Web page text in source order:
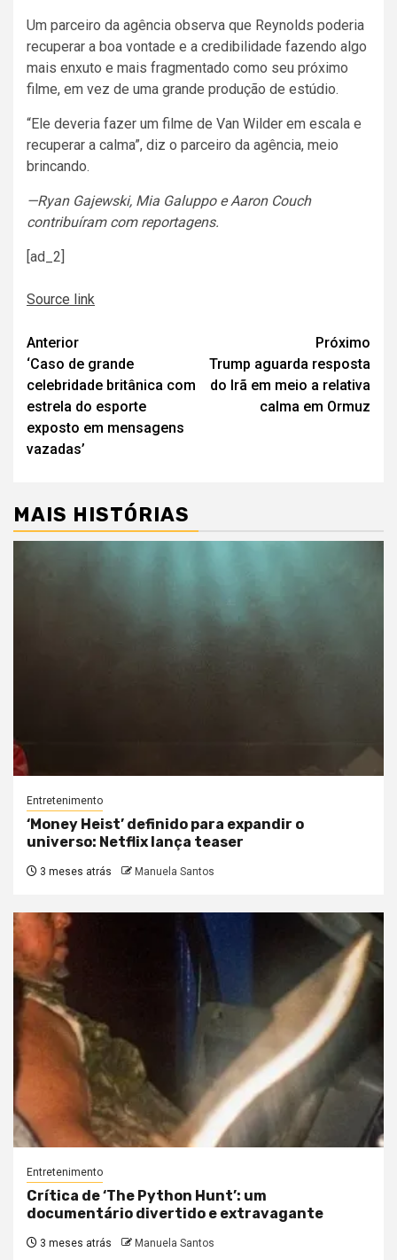
Um parceiro da agência observa que Reynolds poderia
recuperar a boa vontade e a credibilidade fazendo algo
mais enxuto e mais fragmentado como seu próximo
filme, em vez de uma grande produção de estúdio.
“Ele deveria fazer um filme de Van Wilder em escala e
recuperar a calma”, diz o parceiro da agência, meio
brincando.
—Ryan Gajewski, Mia Galuppo e Aaron Couch
contribuíram com reportagens.
[ad_2]
Source link
Navegação
de
artigos
Anterior
‘Caso de grande
celebridade britânica com
estrela do esporte
exposto em mensagens
vazadas’
Próximo
Trump aguarda resposta
do Irã em meio a relativa
calma em Ormuz
MAIS HISTÓRIAS
Entretenimento
‘Money Heist’ definido para expandir o
universo: Netflix lança teaser
3 meses atrás Manuela Santos
Entretenimento
Crítica de ‘The Python Hunt’: um
documentário divertido e extravagante
3 meses atrás Manuela Santos